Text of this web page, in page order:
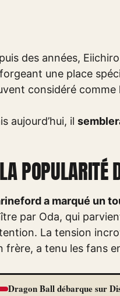
des années,
une place
considéré comme
aujourd’hui, il
LA POPULARITÉ
a marqué un
par Oda, qui
La tension
frère, a tenu les fans
Dragon Ball débarque sur